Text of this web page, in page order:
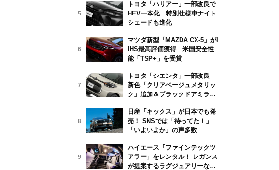
5
トヨタ「ハリアー」一部改良で
HEV一本化 特別仕様車ナイト
シェードも進化
6
マツダ新型「MAZDA CX-5」がI
IHS最高評価獲得 米国安全性
能「TSP+」を受賞
7
トヨタ「シエンタ」一部改良
新色「クリアベージュメタリッ
ク」追加＆ブラックドアミラー
採用
8
日産「キックス」が日本でも発
売！ SNSでは「待ってた！」
「いよいよか」の声多数
9
ハイエース「ファインテックツ
アラー」をレンタル！ レガンス
が提案するラグジュアリーな移